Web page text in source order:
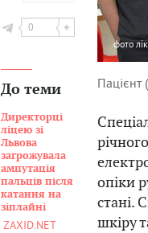
0
До теми
Директорці
ліцею зі
Львова
загрожувала
ампутація
пальців після
катання на
зіплайні
ZAXID.NET
фото
Пацієнт
опіки
стані.
шкіру